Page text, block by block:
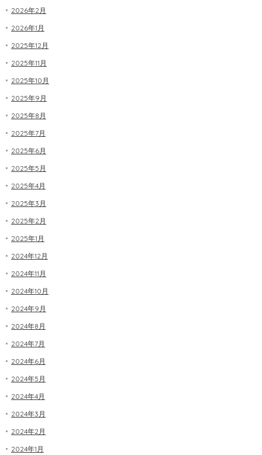
2026年2月
2026年1月
2025年12月
2025年11月
2025年10月
2025年9月
2025年8月
2025年7月
2025年6月
2025年5月
2025年4月
2025年3月
2025年2月
2025年1月
2024年12月
2024年11月
2024年10月
2024年9月
2024年8月
2024年7月
2024年6月
2024年5月
2024年4月
2024年3月
2024年2月
2024年1月